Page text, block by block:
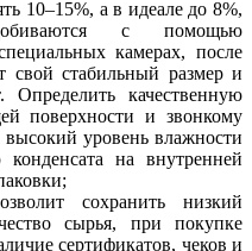
10–15%, а в идеале до 8%,
с помощью
камерах, после
свой стабильный размер и
Определить качественную
поверхности и звонкому
уровень влажности
на внутренней
сохранить низкий
сырья, при покупке
сертификатов, чеков и